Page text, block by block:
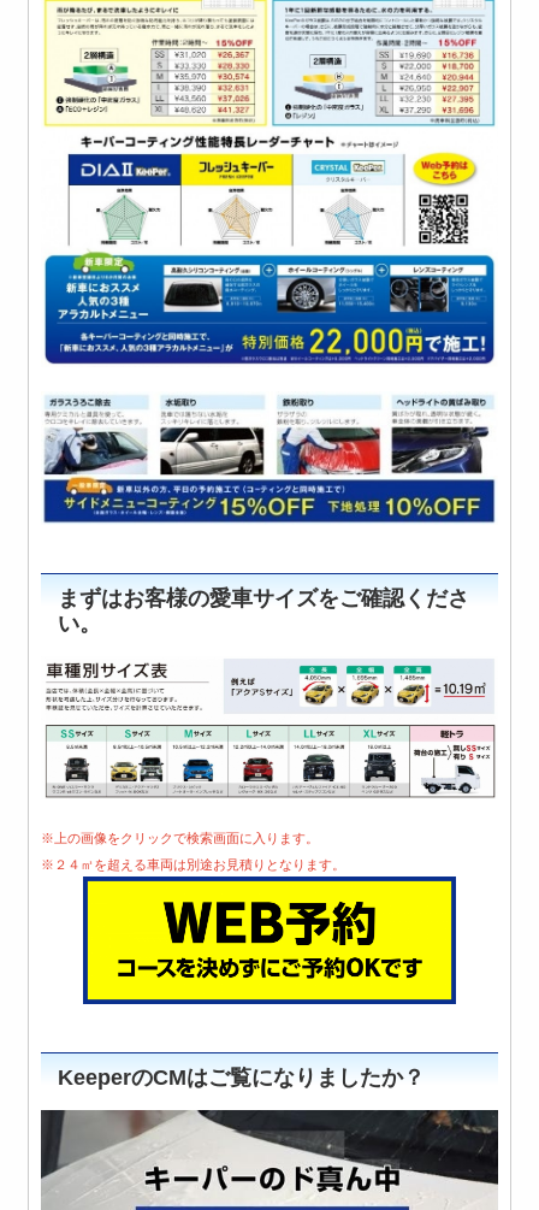
まずはお客様の愛車サイズをご確認くださ
い。
※上の画像をクリックで検索画面に入ります。
※２４㎥を超える車両は別途お見積りとなります。
KeeperのCMはご覧になりましたか？